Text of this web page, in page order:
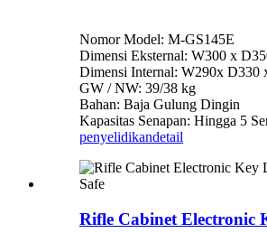
Nomor Model: M-GS145E
Dimensi Eksternal: W300 x
Dimensi Internal: W290x D330
GW / NW: 39/38 kg
Bahan: Baja Gulung Dingin
Kapasitas Senapan: Hingga 5
penyelidikandetail
Rifle Cabinet Electronic